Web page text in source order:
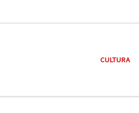
CULTURA